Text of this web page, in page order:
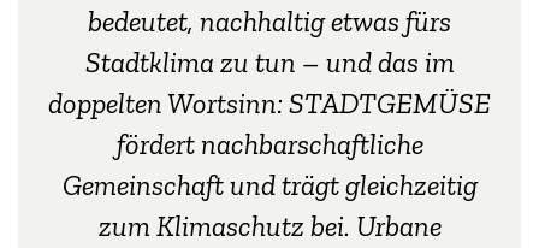
bedeutet, nachhaltig etwas fürs
Stadtklima zu tun – und das im
doppelten Wortsinn: STADTGEMÜSE
fördert nachbarschaftliche
Gemeinschaft und trägt gleichzeitig
zum Klimaschutz bei. Urbane